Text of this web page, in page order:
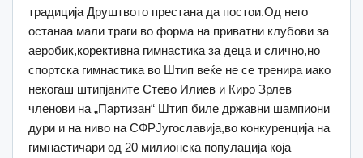
традиција Друштвото престана да постои.Од него
останаа мали траги во форма на приватни клубови за
аеробик,корективна гимнастика за деца и слично,но
спортска гимнастика во Штип веќе не се тренира иако
некогаш штипјаните Стево Илиев и Киро Зрлев
членови на „Партизан“ Штип биле државни шампиони
дури и на ниво на СФРЈугославија,во конкуренција на
гимнастичари од 20 милионска популација која